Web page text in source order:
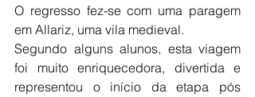
O regresso fez-se com uma paragem
em Allariz, uma vila medieval.
Segundo alguns alunos, esta viagem
foi muito enriquecedora, divertida e
representou o início da etapa pós